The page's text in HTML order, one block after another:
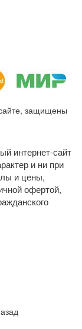
защищены
интернет-сайт
и ни при
и цены,
офертой,